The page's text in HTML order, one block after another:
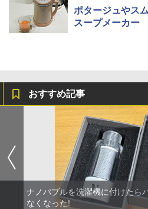
ポタージュやス
スープメーカー
おすすめ記事
ナノバブルを洗濯機に付けたら
なくなった!